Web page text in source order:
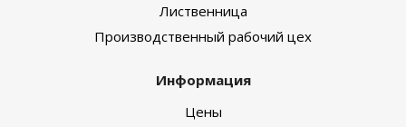
Лиственница
Производственный рабочий цех
Информация
Цены